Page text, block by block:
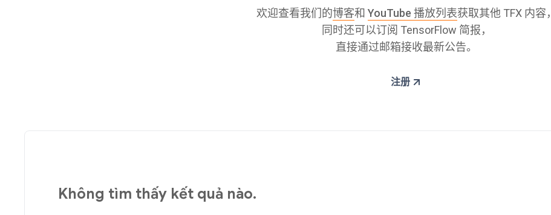
欢迎查看我们的博客和 YouTube 播放列表获取其他 TFX 内容，
同时还可以订阅 TensorFlow 简报，
直接通过邮箱接收最新公告。
注册
Không tìm thấy kết quả nào.